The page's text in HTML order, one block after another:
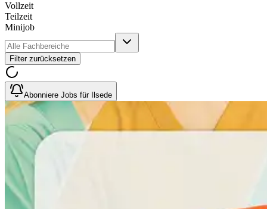
Vollzeit
Teilzeit
Minijob
Filter zurücksetzen
Abonniere Jobs für Ilsede